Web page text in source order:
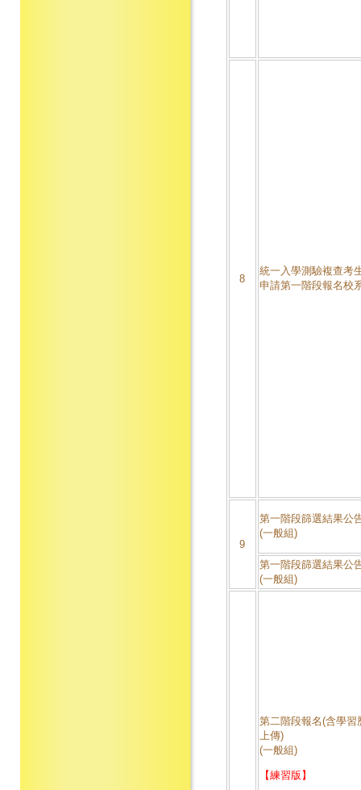
8
統一入學測驗複查考
申請第一階段報名校
9
第一階段篩選結果公
(一般組)
第一階段篩選結果公
(一般組)
第二階段報名(含學習
上傳)
(一般組)
【練習版】